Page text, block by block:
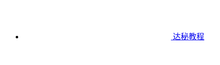
达秘教程